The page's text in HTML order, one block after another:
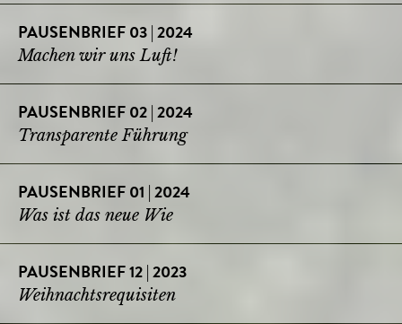
PAUSENBRIEF 03 | 2024
Machen wir uns Luft!
PAUSENBRIEF 02 | 2024
Transparente Führung
PAUSENBRIEF 01 | 2024
Was ist das neue Wie
PAUSENBRIEF 12 | 2023
Weihnachtsrequisiten